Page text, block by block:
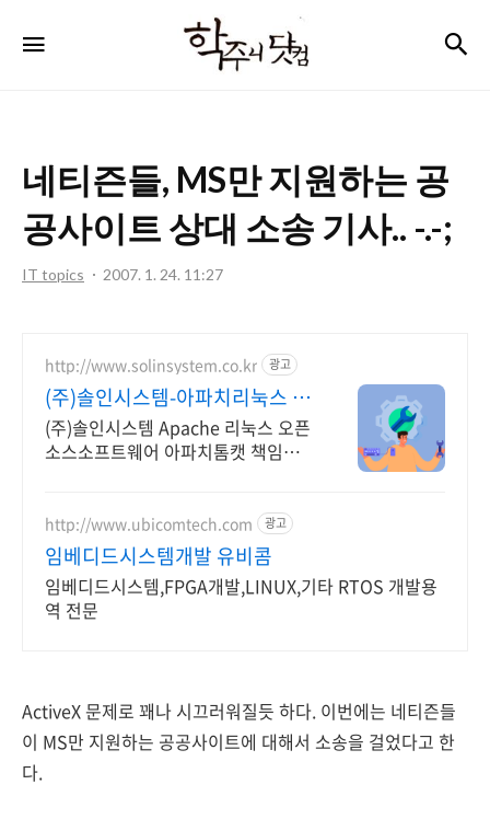
주
컴
네티즌들, MS만 지원하는 공
공사이트 상대 소송 기사.. -.-;
IT topics 2007. 1. 24. 11:27
http://www.solinsystem.co.kr 광고
(주)솔인시스템-아파치리눅스 20
년이상 기술지원 노하우
(주)솔인시스템 Apache 리눅스 오픈
소스소프트웨어 아파치톰캣 책임기
http://www.ubicomtech.com 광고
임베디드시스템개발 유비콤
임베디드시스템,FPGA개발,LINUX,기타 RTOS 개발용
역 전문
ActiveX 문제로 꽤나 시끄러워질듯 하다. 이번에는 네티즌들
이 MS만 지원하는 공공사이트에 대해서 소송을 걸었다고 한
다.